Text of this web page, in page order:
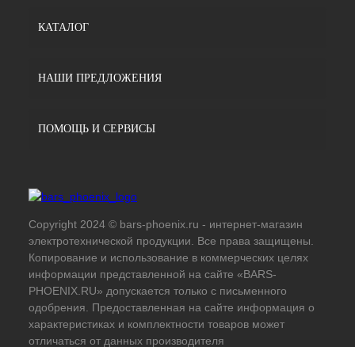
КАТАЛОГ
НАШИ ПРЕДЛОЖЕНИЯ
ПОМОЩЬ И СЕРВИСЫ
Copyright 2024 © bars-phoenix.ru - интернет-магазин
электротехнической продукции. Все права защищены.
Копирование и использование в коммерческих целях
информации представленной на сайте «BARS-
PHOENIX.RU» допускается только с письменного
одобрения. Предоставленная на сайте информация о
характеристиках и комплектности товаров может
отличаться от данных производителя